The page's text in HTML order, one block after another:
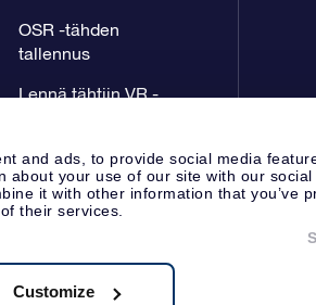
and ads, to provide social media
about your use of our site with our
it with other information that you’ve
their services.
Customize
OSR -tähden
tallennus
Lennä tähtiin VR -